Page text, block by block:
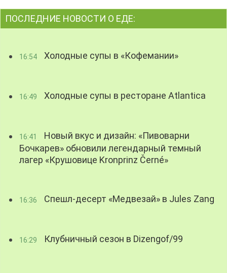
ПОСЛЕДНИЕ НОВОСТИ О ЕДЕ:
16:54 Холодные супы в «Кофемании»
16:49 Холодные супы в ресторане Atlantica
16:41
Новый вкус и дизайн: «Пивоварни
Бочкарев» обновили легендарный темный
лагер «Крушовице Kronprinz Černé»
16:36 Спешл-десерт «Медвезай» в Jules Zang
16:29 Клубничный сезон в Dizengof/99